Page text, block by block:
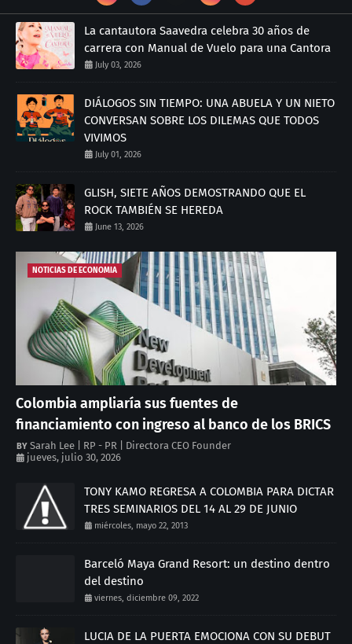
La cantautora Saavedra celebra 30 años de
carrera con Manual de Vuelo para una Cantora
July 03, 2026
DIÁLOGOS SIN TIEMPO: UNA ABUELA Y UN NIETO
CONVERSAN SOBRE LOS DILEMAS QUE TODOS
VIVIMOS
July 01, 2026
GLISH, SIETE AÑOS DEMOSTRANDO QUE EL
ROCK TAMBIÉN SE HEREDA
June 13, 2026
NOTICIAS DE ECONOMIA
Colombia ampliaría sus fuentes de
financiamiento con ingreso al banco de los BRICS
Sarah Lee | RP - PR | Directora CEO Founder
jueves, julio 30, 2026
TONY KAMO REGRESA A COLOMBIA PARA DICTAR
TRES SEMINARIOS DEL 14 AL 29 DE JUNIO
miércoles, mayo 22, 2013
Barceló Maya Grand Resort: un destino dentro
del destino
viernes, diciembre 09, 2022
LUCIA DE LA PUERTA EMOCIONA CON SU DEBUT